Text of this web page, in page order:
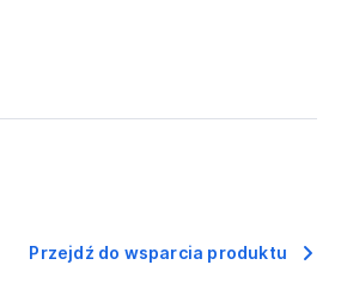
Przejdź do wsparcia produktu